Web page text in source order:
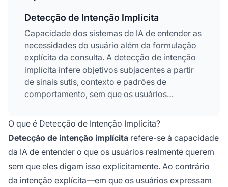
Detecção de Intenção Implícita
Capacidade dos sistemas de IA de entender as
necessidades do usuário além da formulação
explícita da consulta. A detecção de intenção
implícita infere objetivos subjacentes a partir
de sinais sutis, contexto e padrões de
comportamento, sem que os usuários
necessidades. Essa capacidade permite que a
IA ofereça experiências mais relevantes e
personalizadas ao reconhecer intenções
ocultas sob consultas superficiais.
O que é Detecção de Intenção Implícita?
Detecção de intenção implícita refere-se à capacidade
da IA de entender o que os usuários realmente querem
sem que eles digam isso explicitamente. Ao contrário
da intenção explícita—em que os usuários expressam